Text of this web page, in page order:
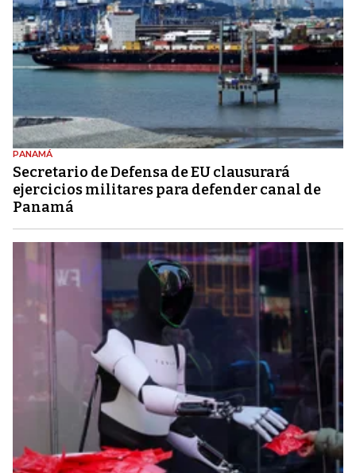
PANAMÁ
Secretario de Defensa de EU clausurará
ejercicios militares para defender canal de
Panamá